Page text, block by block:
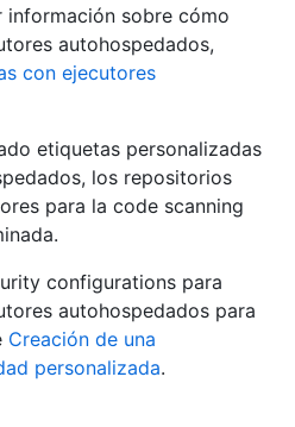
información sobre cómo
autohospedados,
con ejecutores
etiquetas personalizadas
los repositorios
para la code scanning
configurations para
autohospedados para
Creación de una
personalizada.